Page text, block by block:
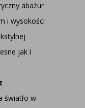
abażur
i wysokości
jak i
światło w